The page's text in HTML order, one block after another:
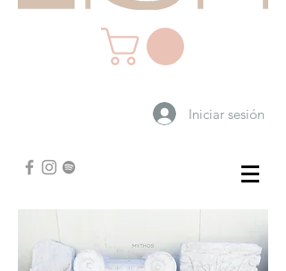
Iniciar sesión